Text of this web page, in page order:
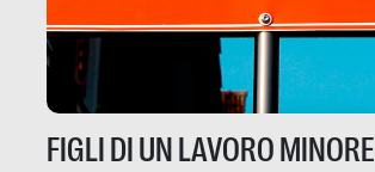
FIGLI DI UN LAVORO MINORE